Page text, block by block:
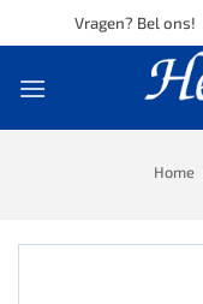
to
Vragen? Bel ons!
Home